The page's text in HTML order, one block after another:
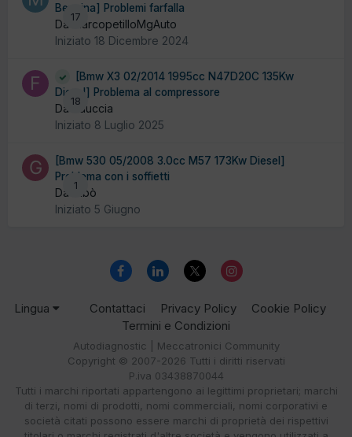
17
Benzina] Problemi farfalla
Da MarcopetilloMgAuto
Iniziato 18 Dicembre 2024
18
[Bmw X3 02/2014 1995cc N47D20C 135Kw
Diesel] Problema al compressore
Da fiduccia
Iniziato 8 Luglio 2025
1
[Bmw 530 05/2008 3.0cc M57 173Kw Diesel]
Problema con i soffietti
Da Gibò
Iniziato 5 Giugno
Lingua Contattaci Privacy Policy
Cookie Policy
Termini e Condizioni
Autodiagnostic | Meccatronici Community
Copyright © 2007-2026 Tutti i diritti riservati
P.iva 03438870044
Tutti i marchi riportati appartengono ai legittimi proprietari; marchi
di terzi, nomi di prodotti, nomi commerciali, nomi corporativi e
società citati possono essere marchi di proprietà dei rispettivi